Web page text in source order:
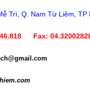
Trì, Q. Nam Từ Liêm, TP
Fax: